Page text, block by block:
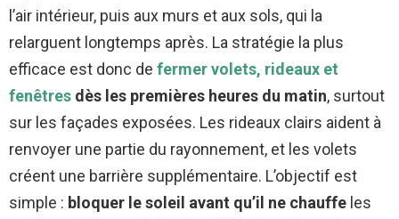
l’air intérieur, puis aux murs et aux sols, qui la
relarguent longtemps après. La stratégie la plus
efficace est donc de fermer volets, rideaux et
fenêtres dès les premières heures du matin, surtout
sur les façades exposées. Les rideaux clairs aident à
renvoyer une partie du rayonnement, et les volets
créent une barrière supplémentaire. L’objectif est
simple : bloquer le soleil avant qu’il ne chauffe les